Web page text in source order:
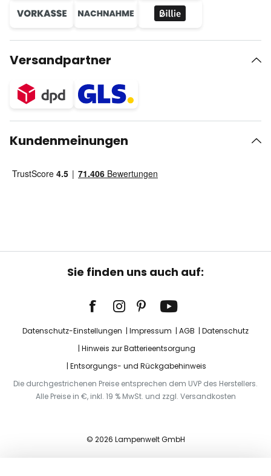
Versandpartner
Kundenmeinungen
Sie finden uns auch auf:
Datenschutz-Einstellungen Impressum AGB
Datenschutz
Hinweis zur Batterieentsorgung
Entsorgungs- und Rückgabehinweis
Die durchgestrichenen Preise entsprechen dem UVP des Herstellers.
Alle Preise in €, inkl. 19 % MwSt. und zzgl. Versandkosten
© 2026 Lampenwelt GmbH